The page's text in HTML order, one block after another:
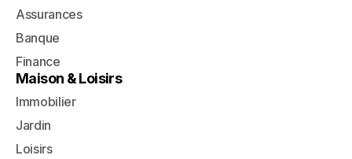
Assurances
Banque
Finance
Maison & Loisirs
Immobilier
Jardin
Loisirs